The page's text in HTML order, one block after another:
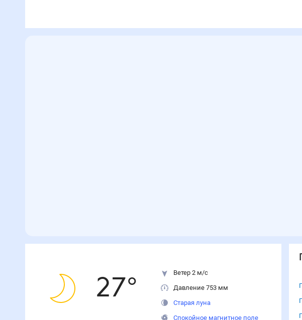
27°
Ветер 2 м/с
Давление 753 мм
Старая луна
Спокойное магнитное поле